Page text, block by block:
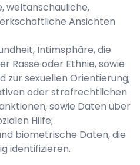
weltanschauliche,
Ansichten
Intimsphäre, die
Rasse oder Ethnie, sowie
zur sexuellen Orientierung;
oder strafrechtlichen
sowie Daten über
Hilfe;
biometrische Daten, die
identifizieren.